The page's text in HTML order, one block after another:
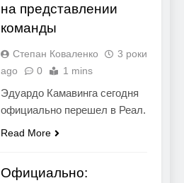
на представлении
команды
Степан Коваленко
3 роки
ago
0 1 mins
Эдуардо Камавинга сегодня
официально перешел в Реал.
Read More
Официально: